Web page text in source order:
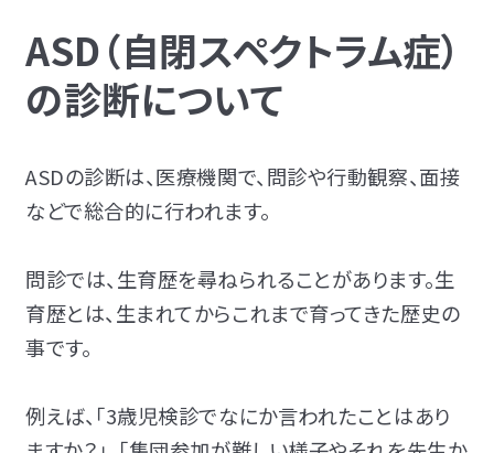
ASD（自閉スペクトラム症）
の診断について
ASDの診断は、医療機関で、問診や行動観察、面接
などで総合的に行われます。
問診では、生育歴を尋ねられることがあります。生
育歴とは、生まれてからこれまで育ってきた歴史の
事です。
例えば、「3歳児検診でなにか言われたことはあり